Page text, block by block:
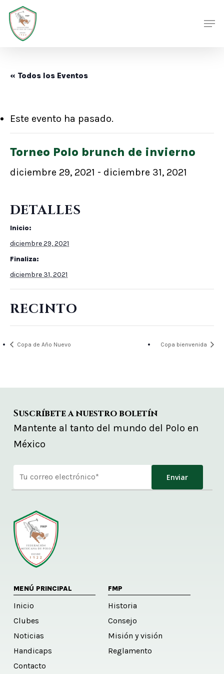
Skip
main
« Todos los Eventos
Este evento ha pasado.
Torneo Polo brunch de invierno
diciembre 29, 2021 - diciembre 31, 2021
DETALLES
Inicio:
diciembre 29, 2021
Finaliza:
diciembre 31, 2021
RECINTO
Copa de Año Nuevo Copa bienvenida
Suscríbete a nuestro boletín
Mantente al tanto del mundo del Polo en
México
MENÚ PRINCIPAL
Inicio
Clubes
Noticias
Handicaps
Contacto
FMP
Historia
Consejo
Misión y visión
Reglamento